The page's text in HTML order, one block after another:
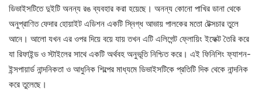
ডিভাইসটিতে দুইটি অনন্য রঙ ব্যবহার করা হয়েছে। অনন্য কোনো পাখির ডানা থেকে
অনুপ্রাণিত ফেদার হোয়াইট এডিশন একটি স্নিগ্ধ আভায় পালকের মতো টেক্সচার তুলে
আনে। আলো যখন এর ওপর দিয়ে বয়ে যায় তখন এটি এলিগেন্ট ফ্লোয়িং ইফেক্ট তৈরি করে
যা রিফাইন্ড ও স্টাইলের সাথে একটি অর্থবহ অনুভূতি নিশ্চিত করে। এই ফিনিশিং ফ্যাশন-
ইন্সপায়ার্ড নান্দনিকতা ও আধুনিক শিল্পের মাধ্যমে ডিভাইসটিকে প্রতিটি দিক থেকে নান্দনিক
করে তুলেছে।